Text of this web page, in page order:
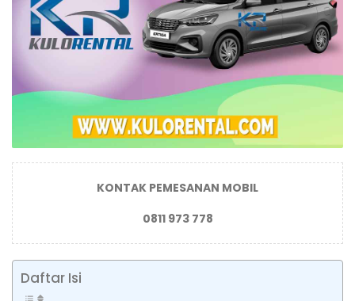
KONTAK PEMESANAN MOBIL
0811 973 778
Daftar Isi